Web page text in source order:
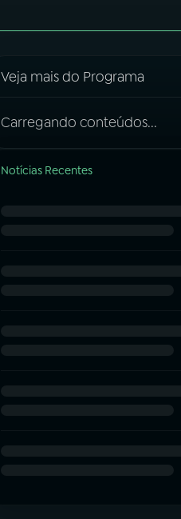
Veja mais do Programa
Carregando conteúdos...
Notícias Recentes